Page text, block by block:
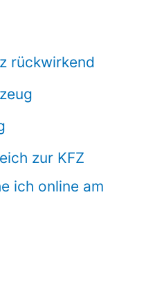
rückwirkend
zur KFZ
ich online am